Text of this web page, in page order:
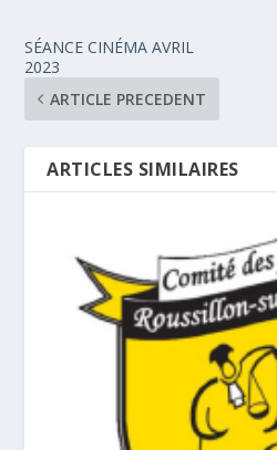
SÉANCE CINÉMA AVRIL
2023
ARTICLE PRECEDENT
ARTICLES SIMILAIRES